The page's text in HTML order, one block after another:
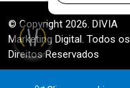
© Copyright 2026. DIVIA
Marketing Digital. Todos os
Direitos Reservados